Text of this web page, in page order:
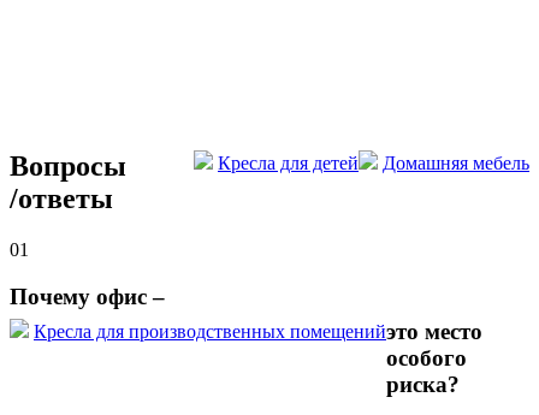
Домашняя мебель
Кресла для детей
Кресла для производственных помещений
Вопросы
/ответы
01
Почему офис –
это место
особого
риска?